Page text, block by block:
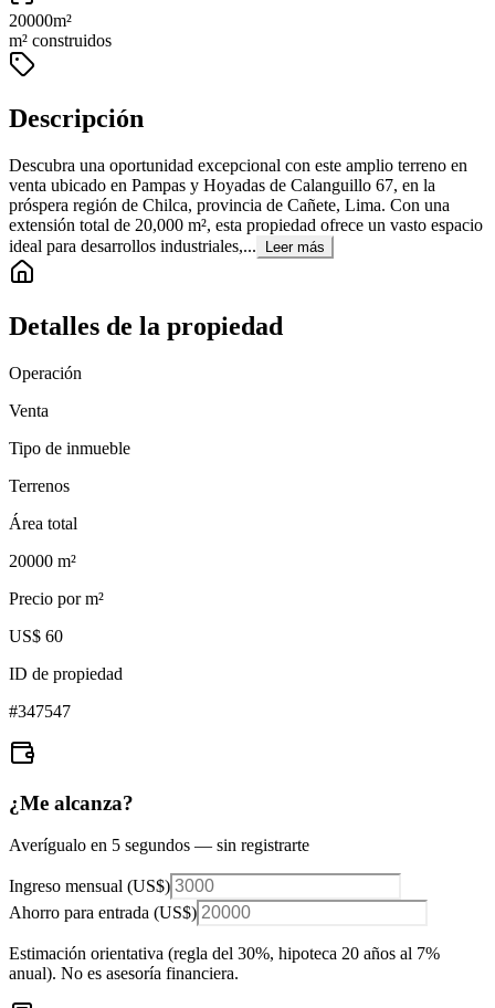
20000m²
m² construidos
Descripción
Descubra una oportunidad excepcional con este amplio terreno en
venta ubicado en Pampas y Hoyadas de Calanguillo 67, en la
próspera región de Chilca, provincia de Cañete, Lima. Con una
extensión total de 20,000 m², esta propiedad ofrece un vasto espacio
ideal para desarrollos industriales,...
Leer más
Detalles de la propiedad
Operación
Venta
Tipo de inmueble
Terrenos
Área total
20000 m²
Precio por m²
US$ 60
ID de propiedad
#347547
¿Me alcanza?
Averígualo en 5 segundos — sin registrarte
Ingreso mensual (US$)
Ahorro para entrada (US$)
Estimación orientativa (regla del 30%, hipoteca 20 años al 7%
anual). No es asesoría financiera.